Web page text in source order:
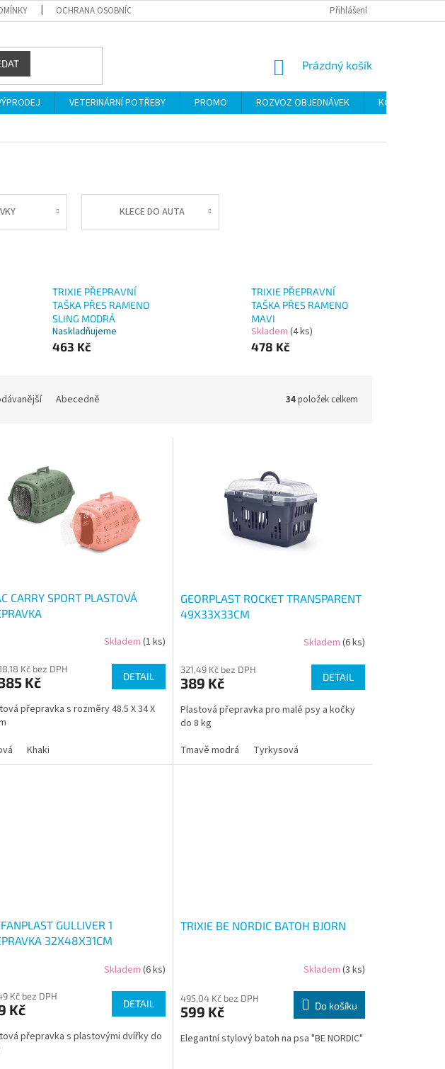
OCHRANA OSOBNÍCH ÚDAJŮ Přihlášení
NÁKUPNÍ
Prázdný košík
VETERINÁRNÍ POTŘEBY PROMO ROZVOZ OBJEDNÁVEK
KONTAKTY
KLECE DO AUTA
TRIXIE PŘEPRAVNÍ
TAŠKA PŘES RAMENO
SLING MODRÁ
Naskladňujeme
463 Kč
TRIXIE PŘEPRAVNÍ
TAŠKA PŘES RAMENO
MAVI
Skladem (4 ks)
478 Kč
Abecedně 34položek celkem
CARRY SPORT PLASTOVÁ
Skladem (1 ks)
Kč bez DPH
Kč DETAIL
přepravka s rozměry 48.5 X 34 X
Khaki
GEORPLAST ROCKET TRANSPARENT
49X33X33CM
Skladem (6 ks)
321,49 Kč bez DPH
389 Kč DETAIL
Plastová přepravka pro malé psy a kočky
do 8 kg
Tmavě modrá
Tyrkysová
GULLIVER 1
32X48X31CM
Skladem (6 ks)
Kč bez DPH
Kč DETAIL
přepravka s plastovými dvířky do
TRIXIE BE NORDIC BATOH BJORN
Skladem (3 ks)
495,04 Kč bez DPH
599 Kč Do košíku
Elegantní stylový batoh na psa "BE NORDIC"